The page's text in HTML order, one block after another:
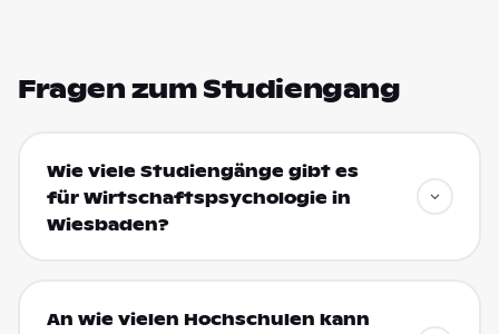
Fragen zum Studiengang
Wie viele Studiengänge gibt es
für Wirtschaftspsychologie in
Wiesbaden?
An wie vielen Hochschulen kann